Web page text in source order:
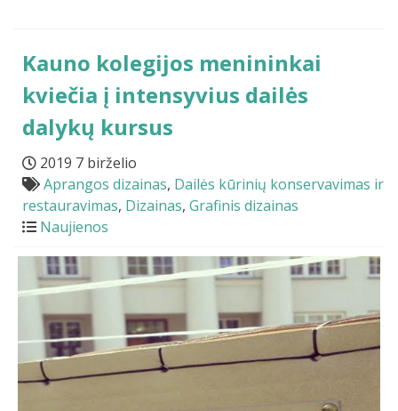
Kauno kolegijos menininkai
kviečia į intensyvius dailės
dalykų kursus
2019 7 birželio
Aprangos dizainas, Dailės kūrinių konservavimas ir
restauravimas, Dizainas, Grafinis dizainas
Naujienos